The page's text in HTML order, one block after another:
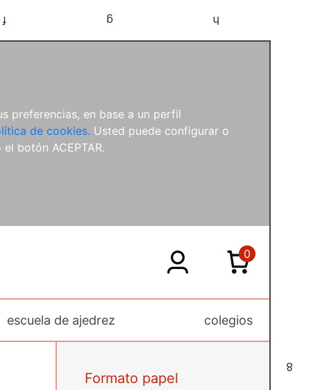
preferencias, en base a un perfil
de cookies. Usted puede configurar o
botón ACEPTAR.
f g h
8
escuela de ajedrez colegios
0
Formato papel